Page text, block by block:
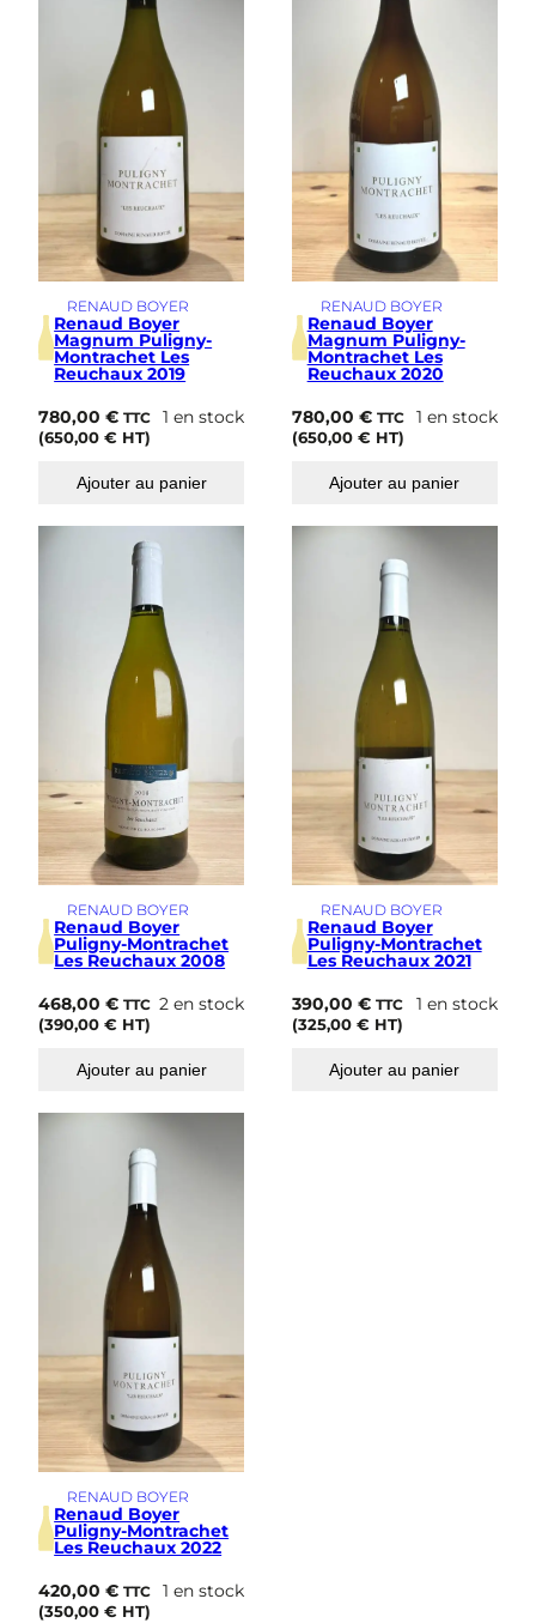
RENAUD BOYER
Renaud Boyer
Magnum Puligny-
Montrachet Les
Reuchaux 2019
780,00€ TTC
(650,00€ HT)
1 en stock
Ajouter au panier
RENAUD BOYER
Renaud Boyer
Magnum Puligny-
Montrachet Les
Reuchaux 2020
780,00 € TTC
(650,00 €HT)
1 en stock
Ajouter au panier
RENAUD BOYER
Renaud Boyer
Puligny-Montrachet
Les Reuchaux 2008
468,00€ TTC
(390,00€ HT)
2 en stock
Ajouter au panier
RENAUD BOYER
Renaud Boyer
Puligny-Montrachet
Les Reuchaux 2021
390,00 € TTC
(325,00 €HT)
1 en stock
Ajouter au panier
RENAUD BOYER
Renaud Boyer
Puligny-Montrachet
Les Reuchaux 2022
420,00€ TTC
(350,00€ HT)
1 en stock